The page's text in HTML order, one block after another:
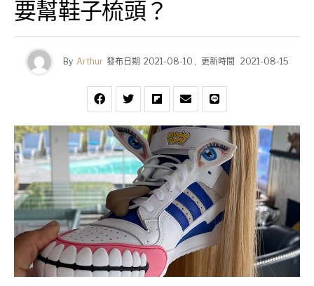
要幫鞋子梳頭？
By Arthur 發布日期 2021-08-10 , 更新時間 2021-08-15